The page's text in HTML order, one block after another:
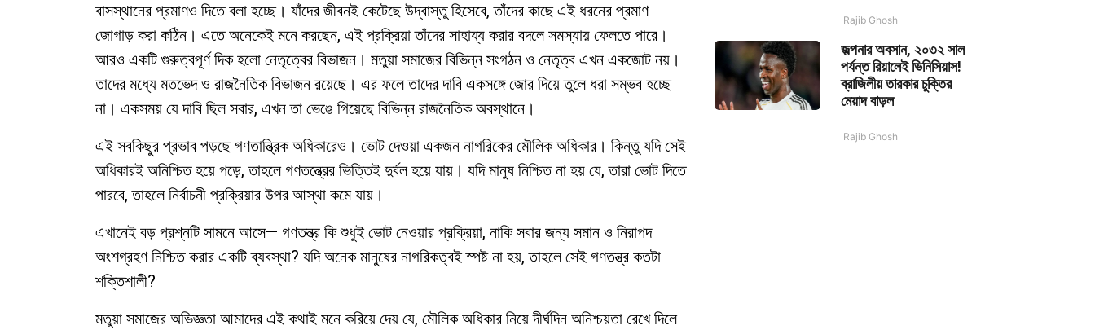
বাসস্থানের প্রমাণও দিতে বলা হচ্ছে। যাঁদের জীবনই কেটেছে উদ্বাস্তু হিসেবে, তাঁদের কাছে এই ধরনের প্রমাণ
জোগাড় করা কঠিন। এতে অনেকেই মনে করছেন, এই প্রক্রিয়া তাঁদের সাহায্য করার বদলে সমস্যায় ফেলতে পারে।
আরও একটি গুরুত্বপূর্ণ দিক হলো নেতৃত্বের বিভাজন। মতুয়া সমাজের বিভিন্ন সংগঠন ও নেতৃত্ব এখন একজোট নয়।
তাদের মধ্যে মতভেদ ও রাজনৈতিক বিভাজন রয়েছে। এর ফলে তাদের দাবি একসঙ্গে জোর দিয়ে তুলে ধরা সম্ভব হচ্ছে
না। একসময় যে দাবি ছিল সবার, এখন তা ভেঙে গিয়েছে বিভিন্ন রাজনৈতিক অবস্থানে।
এই সবকিছুর প্রভাব পড়ছে গণতান্ত্রিক অধিকারেও। ভোট দেওয়া একজন নাগরিকের মৌলিক অধিকার। কিন্তু যদি সেই
অধিকারই অনিশ্চিত হয়ে পড়ে, তাহলে গণতন্ত্রের ভিত্তিই দুর্বল হয়ে যায়। যদি মানুষ নিশ্চিত না হয় যে, তারা ভোট দিতে
পারবে, তাহলে নির্বাচনী প্রক্রিয়ার উপর আস্থা কমে যায়।
এখানেই বড় প্রশ্নটি সামনে আসে— গণতন্ত্র কি শুধুই ভোট নেওয়ার প্রক্রিয়া, নাকি সবার জন্য সমান ও নিরাপদ
অংশগ্রহণ নিশ্চিত করার একটি ব্যবস্থা? যদি অনেক মানুষের নাগরিকত্বই স্পষ্ট না হয়, তাহলে সেই গণতন্ত্র কতটা
শক্তিশালী?
মতুয়া সমাজের অভিজ্ঞতা আমাদের এই কথাই মনে করিয়ে দেয় যে, মৌলিক অধিকার নিয়ে দীর্ঘদিন অনিশ্চয়তা রেখে দিলে
Rajib Ghosh
জল্পনার অবসান, ২০৩২ সাল
পর্যন্ত রিয়ালেই ভিনিসিয়াস!
ব্রাজিলীয় তারকার চুক্তির
মেয়াদ বাড়ল
Rajib Ghosh